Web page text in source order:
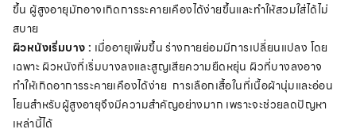
ขึ้น ผู้สูงอายุมักอาจเกิดการระคายเคืองได้ง่ายขึ้นและทำให้สวมใส่ได้ไม่
สบาย
ผิวหนังเริ่มบาง : เมื่ออายุเพิ่มขึ้น ร่างกายย่อมมีการเปลี่ยนแปลง โดย
เฉพาะ ผิวหนังที่เริ่มบางลงและสูญเสียความยืดหยุ่น ผิวที่บางลงอาจ
ทำให้เกิดอาการระคายเคืองได้ง่าย การเลือกเสื้อในที่เนื้อผ้านุ่มและอ่อน
โยนสำหรับผู้สูงอายุจึงมีความสำคัญอย่างมาก เพราะจะช่วยลดปัญหา
เหล่านี้ได้